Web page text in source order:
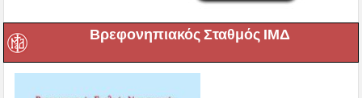
Βρεφονηπιακός Σταθμός ΙΜΔ